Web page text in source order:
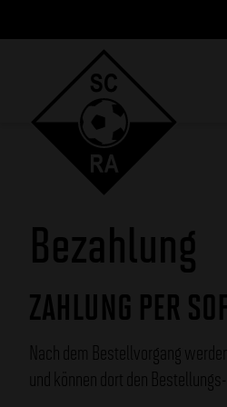
Bezahlung
ZAHLUNG PER
Nach dem Bestellvorgang
und können dort den